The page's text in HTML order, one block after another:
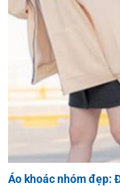
Áo khoác nhóm đẹp: